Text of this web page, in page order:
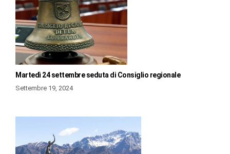
Martedì 24 settembre seduta di Consiglio regionale
Settembre 19, 2024